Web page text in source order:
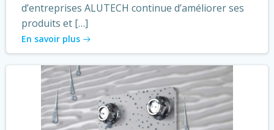
d’entreprises ALUTECH continue d’améliorer ses
produits et […]
En savoir plus